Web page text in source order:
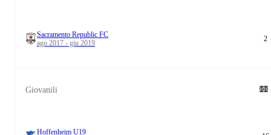
Sacramento Republic FC
ago 2017 - giu 2019
2
Giovanili
Hoffenheim U19